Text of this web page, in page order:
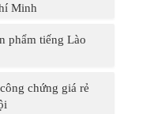
Minh
phẩm tiếng Lào
chứng giá rẻ